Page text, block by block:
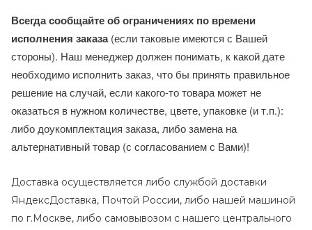
Всегда сообщайте об ограничениях по времени
исполнения заказа(если таковые имеются с Вашей
стороны). Наш менеджер должен понимать, к какой дате
необходимо исполнить заказ, что бы принять правильное
решение на случай, если какого-то товара может не
оказаться в нужном количестве, цвете, упаковке (и т.п.):
либо доукомплектация заказа, либо замена на
альтернативный товар (с согласованием с Вами)!
Доставка осуществляется либо службой доставки
ЯндексДоставка, Почтой России, либо нашей машиной
по г.Москве, либо самовывозом с нашего центрального